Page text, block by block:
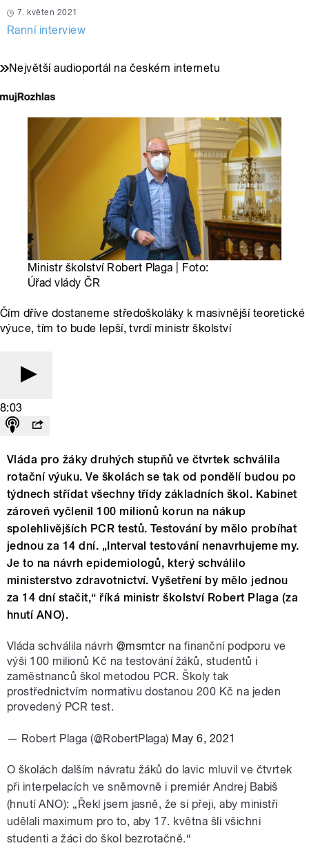
7. květen 2021
Ranní interview
Největší audioportál na českém internetu
Ministr školství Robert Plaga | Foto:
Úřad vlády ČR
Čím dříve dostaneme středoškoláky k masivnější teoretické
výuce, tím to bude lepší, tvrdí ministr školství
8:03
Vláda pro žáky druhých stupňů ve čtvrtek schválila
rotační výuku. Ve školách se tak od pondělí budou po
týdnech střídat všechny třídy základních škol. Kabinet
zároveň vyčlenil 100 milionů korun na nákup
spolehlivějších PCR testů. Testování by mělo probíhat
jednou za 14 dní. „Interval testování nenavrhujeme my.
Je to na návrh epidemiologů, který schválilo
ministerstvo zdravotnictví. Vyšetření by mělo jednou
za 14 dní stačit,“ říká ministr školství Robert Plaga (za
hnutí ANO).
Vláda schválila návrh @msmtcrna finanční podporu ve
výši 100 milionů Kč na testování žáků, studentů i
zaměstnanců škol metodou PCR. Školy tak
prostřednictvím normativu dostanou 200 Kč na jeden
provedený PCR test.
— Robert Plaga (@RobertPlaga) May 6, 2021
O školách dalším návratu žáků do lavic mluvil ve čtvrtek
při interpelacích ve sněmovně i premiér Andrej Babiš
(hnutí ANO): „Řekl jsem jasně, že si přeji, aby ministři
udělali maximum pro to, aby 17. května šli všichni
studenti a žáci do škol bezrotačně.“